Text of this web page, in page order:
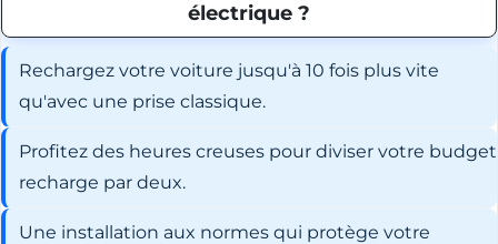
électrique ?
Rechargez votre voiture jusqu'à 10 fois plus vite
qu'avec une prise classique.
Profitez des heures creuses pour diviser votre budget
recharge par deux.
Une installation aux normes qui protège votre